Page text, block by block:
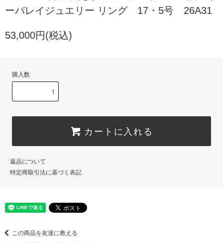
ーバレイジュエリー リング 17・5号 26A31
53,000円(税込)
購入数
カートに入れる
返品について
特定商取引法に基づく表記
この商品を友達に教える